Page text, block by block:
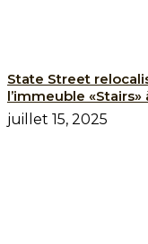
State Street
l’immeuble «Stairs»
juillet 15, 2025